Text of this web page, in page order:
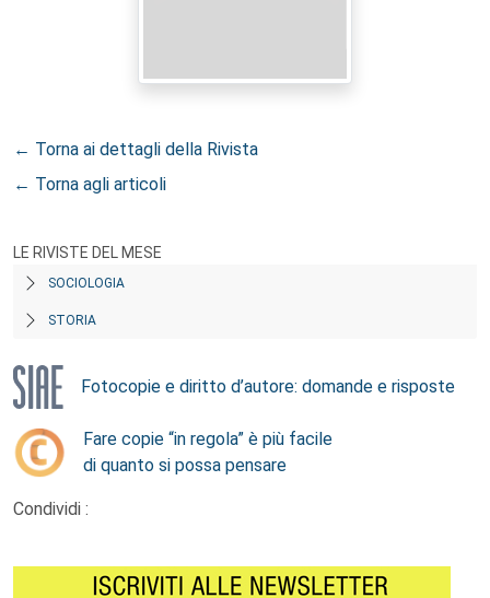
← Torna ai dettagli della Rivista
← Torna agli articoli
LE RIVISTE DEL MESE
SOCIOLOGIA
STORIA
Fotocopie e diritto d’autore: domande e risposte
Fare copie “in regola” è più facile
di quanto si possa pensare
Condividi :